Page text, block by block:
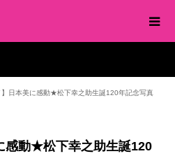
】日本美に感動★松下幸之助生誕120年記念写真
感動★松下幸之助生誕120